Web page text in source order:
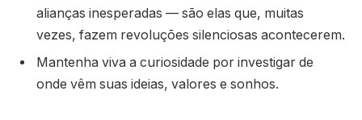
alianças inesperadas — são elas que, muitas
vezes, fazem revoluções silenciosas acontecerem.
Mantenha viva a curiosidade por investigar de
onde vêm suas ideias, valores e sonhos.